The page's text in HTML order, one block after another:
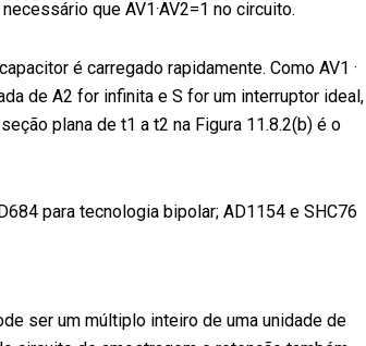
que AV1·AV2=1 no circuito.
é carregado rapidamente. Como AV1 ·
de A2 for infinita e S for um interruptor ideal,
plana de t1 a t2 na Figura 11.8.2(b) é o
para tecnologia bipolar; AD1154 e SHC76
ser um múltiplo inteiro de uma unidade de